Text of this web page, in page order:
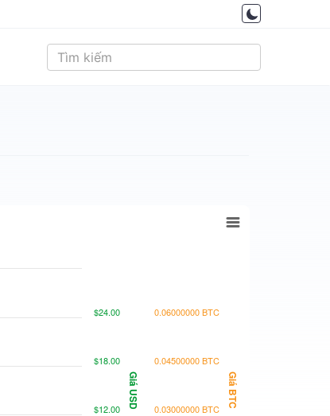
Giá USD Giá BTC
$12.00
$18.00
$24.00
0.03000000 BTC
0.04500000 BTC
0.06000000 BTC